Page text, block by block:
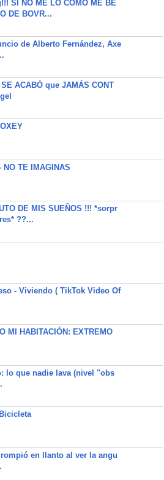
SI NO ME LO COMO ME BE
DE BOVR...
de Alberto Fernández, Axe
ACABÓ que JAMÁS CONT
NO TE IMAGINAS
DE MIS SUEÑOS !!! *sorpr
??...
- Viviendo ( TikTok Video Of
MI HABITACIÓN: EXTREMO
lo que nadie lava (nivel "obs
en llanto al ver la angu